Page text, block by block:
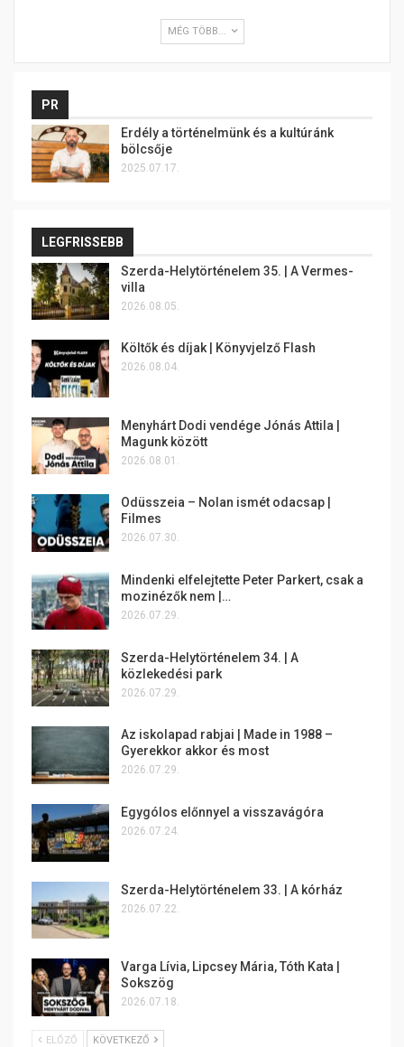
MÉG TÖBB...
PR
Erdély a történelmünk és a kultúránk
bölcsője
2025.07.17.
LEGFRISSEBB
Szerda-Helytörténelem 35. | A Vermes-
villa
2026.08.05.
Költők és díjak | Könyvjelző Flash
2026.08.04.
Menyhárt Dodi vendége Jónás Attila |
Magunk között
2026.08.01.
Odüsszeia – Nolan ismét odacsap |
Filmes
2026.07.30.
Mindenki elfelejtette Peter Parkert, csak a
mozinézők nem |…
2026.07.29.
Szerda-Helytörténelem 34. | A
közlekedési park
2026.07.29.
Az iskolapad rabjai | Made in 1988 –
Gyerekkor akkor és most
2026.07.29.
Egygólos előnnyel a visszavágóra
2026.07.24.
Szerda-Helytörténelem 33. | A kórház
2026.07.22.
Varga Lívia, Lipcsey Mária, Tóth Kata |
Sokszög
2026.07.18.
ELŐZŐ KÖVETKEZŐ